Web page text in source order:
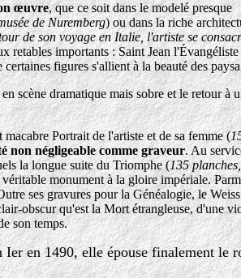
œuvre, que ce soit dans le modelé presque
de Nuremberg) ou dans la riche
de son voyage en Italie, l'artiste se
retables importants : Saint Jean l'Évangéliste
figures s'allient à la beauté des
scène dramatique mais sobre et le retour à
Portrait de l'artiste et de sa femme (
non négligeable comme graveur. Au
la longue suite du Triomphe (135 planches,
véritable monument à la gloire impériale.
ses gravures pour la Généalogie, le Weiss
obscur qu'est la Mort étrangleuse, d'une
son temps.
en 1490, elle épouse finalement le